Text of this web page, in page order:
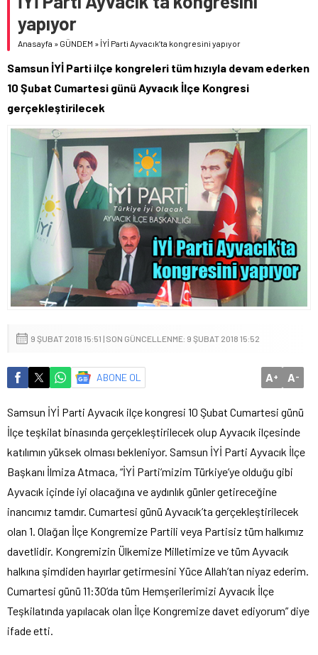
yapıyor
Anasayfa » GÜNDEM » İYİ Parti Ayvacık’ta kongresini yapıyor
Samsun İYİ Parti ilçe kongreleri tüm hızıyla devam ederken
10 Şubat Cumartesi günü Ayvacık İlçe Kongresi
gerçekleştirilecek
9 ŞUBAT 2018 15:51 | SON GÜNCELLENME: 9 ŞUBAT 2018 15:52
ABONE OL A+ A-
Samsun İYİ Parti Ayvacık ilçe kongresi 10 Şubat Cumartesi günü
İlçe teşkilat binasında gerçekleştirilecek olup Ayvacık ilçesinde
katılımın yüksek olması bekleniyor. Samsun İYİ Parti Ayvacık İlçe
Başkanı İlmiza Atmaca, “İYİ Parti’mizim Türkiye’ye olduğu gibi
Ayvacık içinde iyi olacağına ve aydınlık günler getireceğine
inancımız tamdır. Cumartesi günü Ayvacık’ta gerçekleştirilecek
olan 1. Olağan İlçe Kongremize Partili veya Partisiz tüm halkımız
davetlidir. Kongremizin Ülkemize Milletimize ve tüm Ayvacık
halkına şimdiden hayırlar getirmesini Yüce Allah’tan niyaz ederim.
Cumartesi günü 11:30’da tüm Hemşerilerimizi Ayvacık İlçe
Teşkilatında yapılacak olan İlçe Kongremize davet ediyorum” diye
ifade etti.